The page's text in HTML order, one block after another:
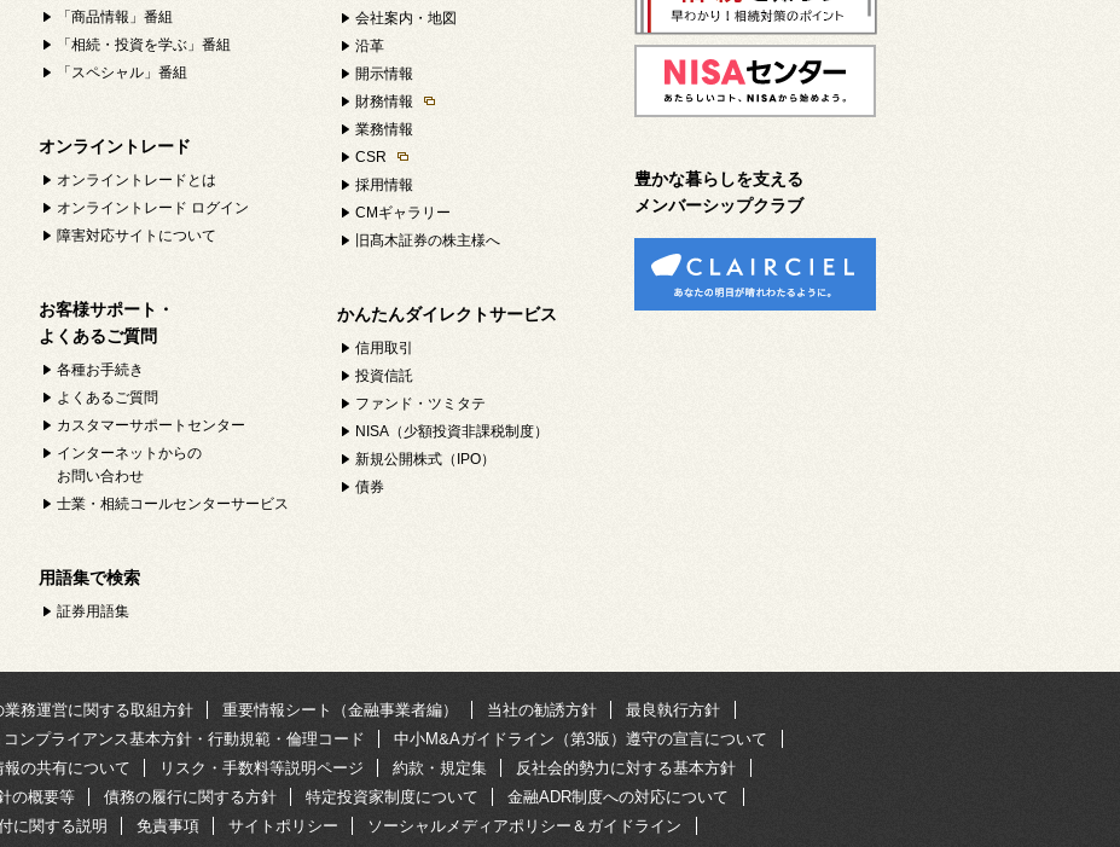
「商品情報」番組
「相続・投資を学ぶ」番組
「スペシャル」番組
オンライントレード
オンライントレードとは
オンライントレード ログイン
障害対応サイトについて
お客様サポート・
よくあるご質問
各種お手続き
よくあるご質問
カスタマーサポートセンター
インターネットからの
お問い合わせ
士業・相続コールセンターサービス
用語集で検索
証券用語集
会社案内・地図
沿革
開示情報
財務情報
業務情報
CSR
採用情報
CMギャラリー
旧髙木証券の株主様へ
かんたんダイレクトサービス
信用取引
投資信託
ファンド・ツミタテ
NISA（少額投資非課税制度）
新規公開株式（IPO）
債券
豊かな暮らしを支える
メンバーシップクラブ
業務運営に関する取組方針 重要情報シート（金融事業者編） 当社の勧誘方針
最良執行方針
コンプライアンス基本方針・行動規範・倫理コード
中小M&Aガイドライン（第3版）遵守の宣言について
の共有について
リスク・手数料等説明ページ 約款・規定集
反社会的勢力に対する基本方針
の概要等
債務の履行に関する方針 特定投資家制度について
金融ADR制度への対応について
に関する説明
免責事項 サイトポリシー ソーシャルメディアポリシー＆ガイドライン